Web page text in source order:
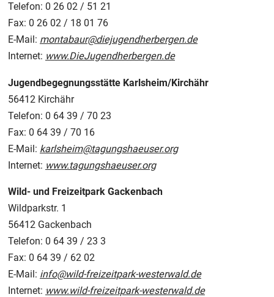
Telefon: 0 26 02 / 51 21
Fax: 0 26 02 / 18 01 76
E-Mail: montabaur@diejugendherbergen.de
Internet: www.DieJugendherbergen.de
Jugendbegegnungsstätte Karlsheim/Kirchähr
56412 Kirchähr
Telefon: 0 64 39 / 70 23
Fax: 0 64 39 / 70 16
E-Mail: karlsheim@tagungshaeuser.org
Internet: www.tagungshaeuser.org
Wild- und Freizeitpark Gackenbach
Wildparkstr. 1
56412 Gackenbach
Telefon: 0 64 39 / 23 3
Fax: 0 64 39 / 62 02
E-Mail: info@wild-freizeitpark-westerwald.de
Internet: www.wild-freizeitpark-westerwald.de